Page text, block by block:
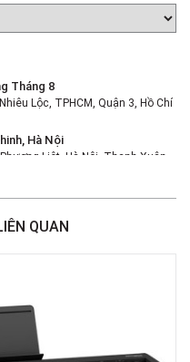
Tháng 8
Lộc, TPHCM, Quận 3, Hồ Chí
Hà Nội
Liệt, Hà Nội, Thanh Xuân ,
Quận 3, Hồ Chí Minh
Quận 3, Hồ Chí Minh
QUAN